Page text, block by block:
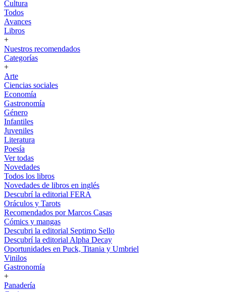
Cultura
Todos
Avances
Libros
+
Nuestros recomendados
Categorías
+
Arte
Ciencias sociales
Economía
Gastronomía
Género
Infantiles
Juveniles
Literatura
Poesía
Ver todas
Novedades
Todos los libros
Novedades de libros en inglés
Descubrí la editorial FERA
Oráculos y Tarots
Recomendados por Marcos Casas
Cómics y mangas
Descubri la editorial Septimo Sello
Descubrí la editorial Alpha Decay
Oportunidades en Puck, Titania y Umbriel
Vinilos
Gastronomía
+
Panadería